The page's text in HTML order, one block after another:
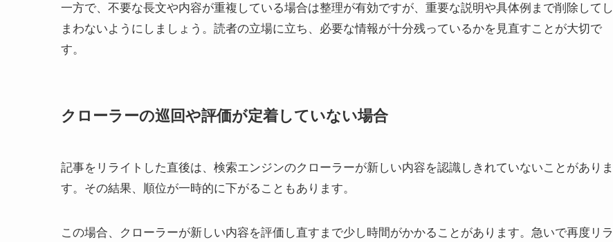
一方で、不要な長文や内容が重複している場合は整理が有効ですが、重要な説明や具体例まで削除してし
まわないようにしましょう。読者の立場に立ち、必要な情報が十分残っているかを見直すことが大切で
す。
クローラーの巡回や評価が定着していない場合
記事をリライトした直後は、検索エンジンのクローラーが新しい内容を認識しきれていないことがありま
す。その結果、順位が一時的に下がることもあります。
この場合、クローラーが新しい内容を評価し直すまで少し時間がかかることがあります。急いで再度リラ